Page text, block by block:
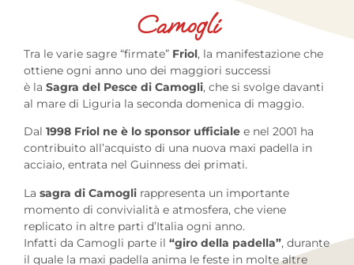
Camogli
Tra le varie sagre “firmate” Friol, la manifestazione che
ottiene ogni anno uno dei maggiori successi
è la Sagra del Pesce di Camogli, che si svolge davanti
al mare di Liguria la seconda domenica di maggio.
Dal 1998 Friol ne è lo sponsor ufficiale e nel 2001 ha
contribuito all’acquisto di una nuova maxi padella in
acciaio, entrata nel Guinness dei primati.
La sagra di Camogli rappresenta un importante
momento di convivialità e atmosfera, che viene
replicato in altre parti d’Italia ogni anno.
Infatti da Camogli parte il “giro della padella”, durante
il quale la maxi padella anima le feste in molte altre